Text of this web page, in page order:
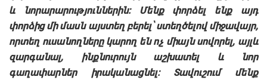
և նորարարություններին։ Մենք փորձել ենք այդ
փորձից մի մասն այստեղ բերել՝ ստեղծելով միջավայր,
որտեղ ուսանողները կարող են ոչ միայն սովորել, այլև
զարգանալ, ինքնուրույն աշխատել և նոր
գաղափարներ իրականացնել։ Տավուշում մենք